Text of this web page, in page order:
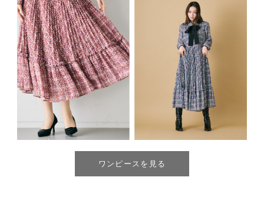
ワンピースを見る